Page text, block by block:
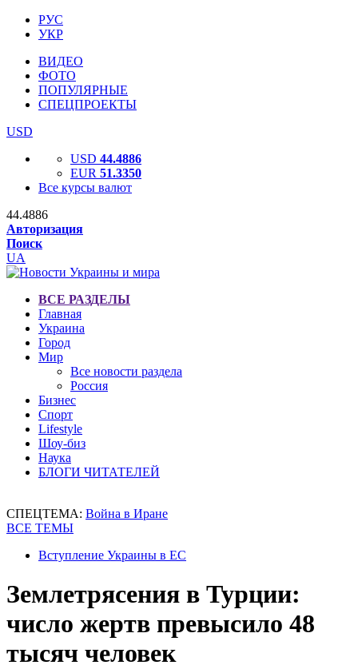
РУС
УКР
ВИДЕО
ФОТО
ПОПУЛЯРНЫЕ
СПЕЦПРОЕКТЫ
USD
USD 44.4886
EUR 51.3350
Все курсы валют
44.4886
Авторизация
Поиск
UA
ВСЕ РАЗДЕЛЫ
Главная
Украина
Город
Мир
Все новости раздела
Россия
Бизнес
Спорт
Lifestyle
Шоу-биз
Наука
БЛОГИ ЧИТАТЕЛЕЙ
СПЕЦТЕМА: Война в Иране
ВСЕ ТЕМЫ
Вступление Украины в ЕС
Землетрясения в Турции:
число жертв превысило 48
тысяч человек